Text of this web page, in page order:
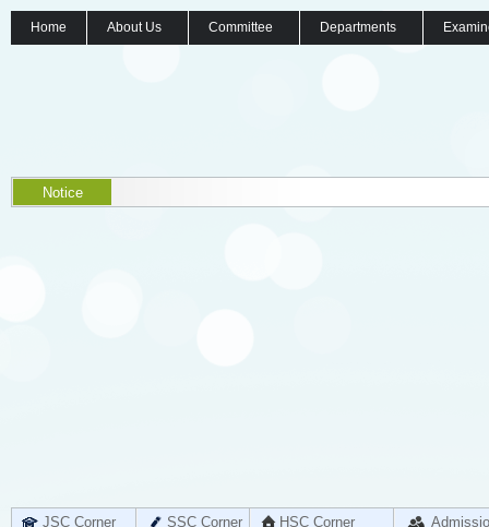
Home About Us Committee Departments
Notice
JSC Corner SSC Corner HSC Corner